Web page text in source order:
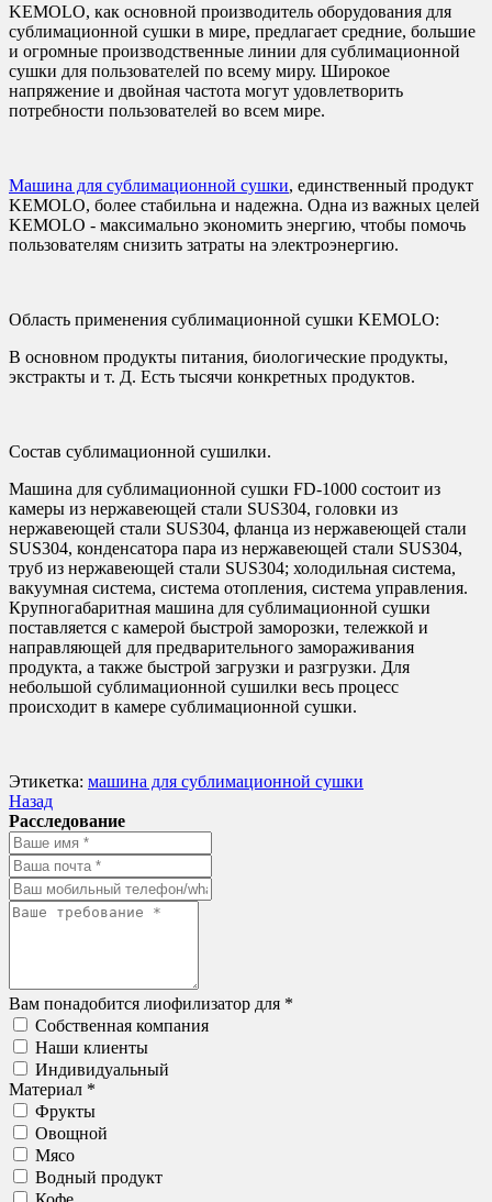
KEMOLO, как основной производитель оборудования для
сублимационной сушки в мире, предлагает средние, большие
и огромные производственные линии для сублимационной
сушки для пользователей по всему миру. Широкое
напряжение и двойная частота могут удовлетворить
потребности пользователей во всем мире.
Машина для сублимационной сушки, единственный продукт
KEMOLO, более стабильна и надежна. Одна из важных целей
KEMOLO - максимально экономить энергию, чтобы помочь
пользователям снизить затраты на электроэнергию.
Область применения сублимационной сушки KEMOLO:
В основном продукты питания, биологические продукты,
экстракты и т. Д. Есть тысячи конкретных продуктов.
Состав сублимационной сушилки.
Машина для сублимационной сушки FD-1000 состоит из
камеры из нержавеющей стали SUS304, головки из
нержавеющей стали SUS304, фланца из нержавеющей стали
SUS304, конденсатора пара из нержавеющей стали SUS304,
труб из нержавеющей стали SUS304; холодильная система,
вакуумная система, система отопления, система управления.
Крупногабаритная машина для сублимационной сушки
поставляется с камерой быстрой заморозки, тележкой и
направляющей для предварительного замораживания
продукта, а также быстрой загрузки и разгрузки. Для
небольшой сублимационной сушилки весь процесс
происходит в камере сублимационной сушки.
Этикетка: машина для сублимационной сушки
Назад
Расследование
Вам понадобится лиофилизатор для *
Собственная компания
Наши клиенты
Индивидуальный
Материал *
Фрукты
Овощной
Мясо
Водный продукт